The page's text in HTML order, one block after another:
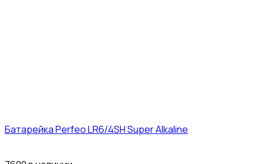
Батарейка Perfeo LR6/4SH Super Alkaline